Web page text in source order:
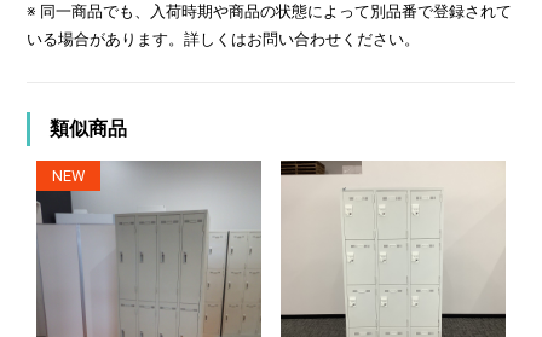
※ 同一商品でも、入荷時期や商品の状態によって別品番で登録されて
いる場合があります。詳しくはお問い合わせください。
類似商品
NEW